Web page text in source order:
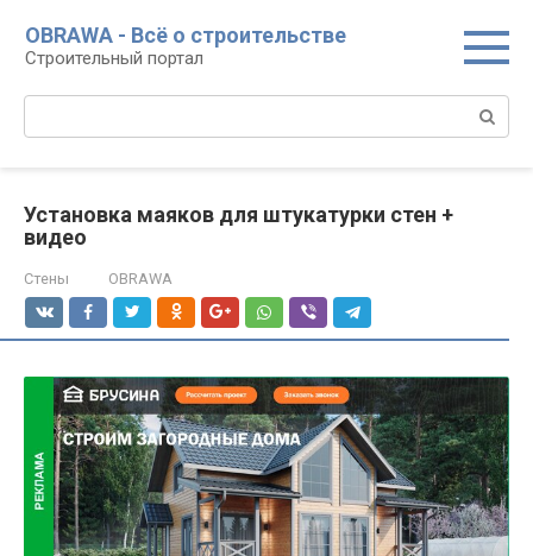
контенту
OBRAWA - Всё о строительстве
Строительный портал
Установка маяков для штукатурки стен +
видео
Стены OBRAWA